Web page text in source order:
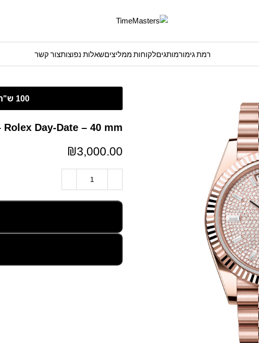
רמת גימורמותגיםלקוחות ממליציםשאלות נפוצותצור קשר
Rolex Day-Date – 40 mm – רוז גולד לוח יהלומים גימור קצה
₪